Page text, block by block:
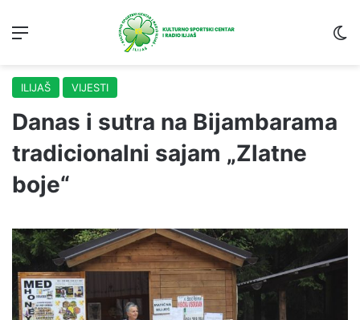
ILIJAŠ VIJESTI
Danas i sutra na Bijambarama
tradicionalni sajam „Zlatne
boje“